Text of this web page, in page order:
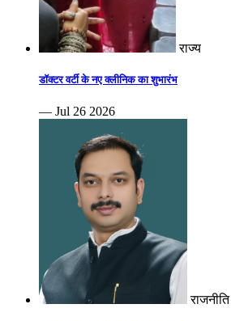
राज्य
डॉक्टर वर्टी के नए क्लीनिक का शुभारंभ
— Jul 26 2026
राजनीति